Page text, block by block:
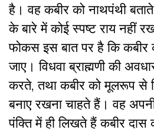
है। वह कबीर को नाथपंथी
के बारे में कोई स्पष्ट राय नहीं
फोकस इस बात पर है कि कबीर
जाए। विधवा ब्राह्मणी की
करते, तथा कबीर को मूलरूप से
बनाए रखना चाहते हैं। वह
पंक्ति में ही लिखते हैं कबीर दास